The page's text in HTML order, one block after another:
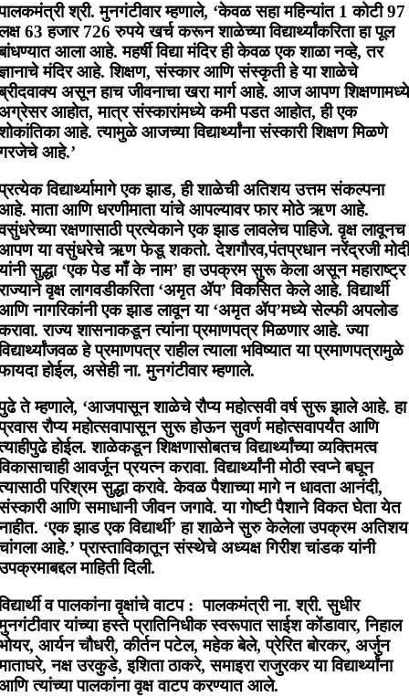
श्री. मुनगंटीवार म्हणाले, ‘केवळ सहा महिन्यांत 1 कोटी 97
63 हजार 726 रुपये खर्च करून शाळेच्या विद्यार्थ्यांकरिता हा पूल
आला आहे. महर्षी विद्या मंदिर ही केवळ एक शाळा नव्हे, तर
मंदिर आहे. शिक्षण, संस्कार आणि संस्कृती हे या शाळेचे
असून हाच जीवनाचा खरा मार्ग आहे. आज आपण शिक्षणामध्ये
आहोत, मात्र संस्कारांमध्ये कमी पडत आहोत, ही एक
आहे. त्यामुळे आजच्या विद्यार्थ्यांना संस्कारी शिक्षण मिळणे
आहे.’
विद्यार्थ्यामागे एक झाड, ही शाळेची अतिशय उत्तम संकल्पना
माता आणि धरणीमाता यांचे आपल्यावर फार मोठे ऋण आहे.
रक्षणासाठी प्रत्येकाने एक झाड लावलेच पाहिजे. वृक्ष लावूनच
या वसुंधरेचे ऋण फेडू शकतो. देशगौरव,पंतप्रधान नरेंद्रजी मोदी
सुद्धा ‘एक पेड माँ के नाम’ हा उपक्रम सुरू केला असून महाराष्ट्र
वृक्ष लागवडीकरिता ‘अमृत ॲप’ विकसित केले आहे. विद्यार्थी
नागरिकांनी एक झाड लावून या ‘अमृत ॲप’मध्ये सेल्फी अपलोड
राज्य शासनाकडून त्यांना प्रमाणपत्र मिळणार आहे. ज्या
हे प्रमाणपत्र राहील त्याला भविष्यात या प्रमाणपत्रामुळे
होईल, असेही ना. मुनगंटीवार म्हणाले.
ते म्हणाले, ‘आजपासून शाळेचे रौप्य महोत्सवी वर्ष सुरू झाले आहे. हा
रौप्य महोत्सवापासून सुरू होऊन सुवर्ण महोत्सवापर्यंत आणि
होईल. शाळेकडून शिक्षणासोबतच विद्यार्थ्यांच्या व्यक्तिमत्व
आवर्जून प्रयत्न करावा. विद्यार्थ्यांनी मोठी स्वप्ने बघून
परिश्रम सुद्धा करावे. केवळ पैशाच्या मागे न धावता आनंदी,
आणि समाधानी जीवन जगावे. या गोष्टी पैशाने विकत घेता येत
‘एक झाड एक विद्यार्थी’ हा शाळेने सुरु केलेला उपक्रम अतिशय
आहे.’ प्रास्ताविकातून संस्थेचे अध्यक्ष गिरीश चांडक यांनी
माहिती दिली.
व पालकांना वृक्षांचे वाटप : पालकमंत्री ना. श्री. सुधीर
यांच्या हस्ते प्रातिनिधीक स्वरूपात साईश कोंडावार, निहाल
आर्यन चौधरी, कीर्तन पटेल, महेक बेले, प्रेरित बोरकर, अर्जुन
नक्ष उरकुडे, इशिता ठाकरे, समाइरा राजुरकर या विद्यार्थ्यांना
त्यांच्या पालकांना वृक्ष वाटप करण्यात आले.